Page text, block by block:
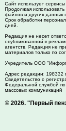
Сайт использует
Продолжая
файлов и других данных
Срок обработки
дней.
Редакция не несет
опубликованной в
агентств. Редакция не
материалов только по
Учредитель ООО
Адрес редакции: 198332
Свидетельство о
Федеральной службой
массовых коммуникаций
© 2026. "Первый